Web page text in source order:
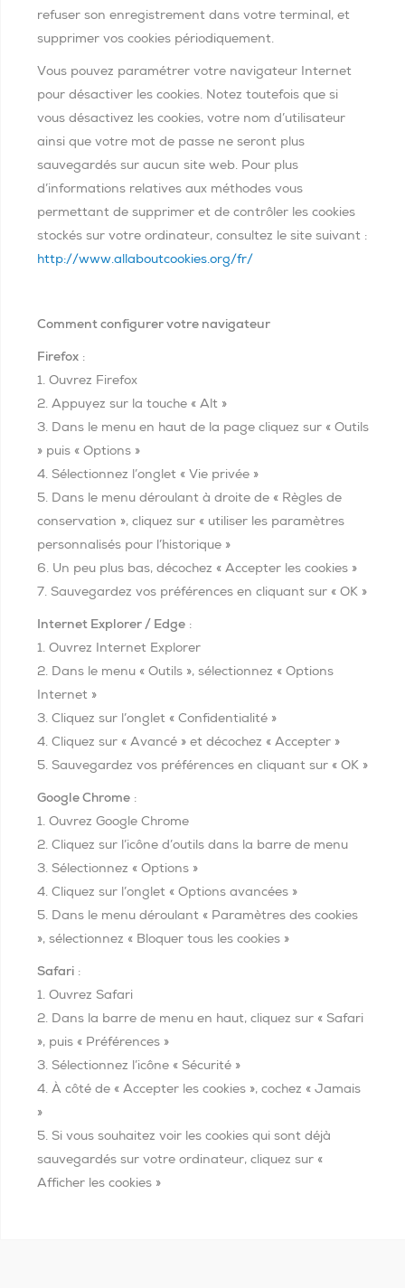
refuser son enregistrement dans votre terminal, et
supprimer vos cookies périodiquement.
Vous pouvez paramétrer votre navigateur Internet
pour désactiver les cookies. Notez toutefois que si
vous désactivez les cookies, votre nom d’utilisateur
ainsi que votre mot de passe ne seront plus
sauvegardés sur aucun site web. Pour plus
d’informations relatives aux méthodes vous
permettant de supprimer et de contrôler les cookies
stockés sur votre ordinateur, consultez le site suivant :
http://www.allaboutcookies.org/fr/
Comment configurer votre navigateur
Firefox :
1. Ouvrez Firefox
2. Appuyez sur la touche « Alt »
3. Dans le menu en haut de la page cliquez sur « Outils
» puis « Options »
4. Sélectionnez l’onglet « Vie privée »
5. Dans le menu déroulant à droite de « Règles de
conservation », cliquez sur « utiliser les paramètres
personnalisés pour l’historique »
6. Un peu plus bas, décochez « Accepter les cookies »
7. Sauvegardez vos préférences en cliquant sur « OK »
Internet Explorer / Edge :
1. Ouvrez Internet Explorer
2. Dans le menu « Outils », sélectionnez « Options
Internet »
3. Cliquez sur l’onglet « Confidentialité »
4. Cliquez sur « Avancé » et décochez « Accepter »
5. Sauvegardez vos préférences en cliquant sur « OK »
Google Chrome :
1. Ouvrez Google Chrome
2. Cliquez sur l’icône d’outils dans la barre de menu
3. Sélectionnez « Options »
4. Cliquez sur l’onglet « Options avancées »
5. Dans le menu déroulant « Paramètres des cookies
», sélectionnez « Bloquer tous les cookies »
Safari :
1. Ouvrez Safari
2. Dans la barre de menu en haut, cliquez sur « Safari
», puis « Préférences »
3. Sélectionnez l’icône « Sécurité »
4. À côté de « Accepter les cookies », cochez « Jamais
»
5. Si vous souhaitez voir les cookies qui sont déjà
sauvegardés sur votre ordinateur, cliquez sur «
Afficher les cookies »